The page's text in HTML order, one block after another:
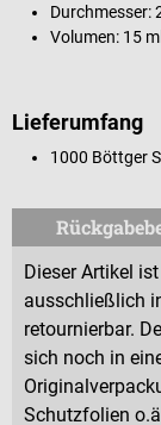
Durchmesser:
Volumen: 15 ml
Lieferumfang
1000 Böttger
Dieser Artikel
ausschließlich
retournierbar.
sich noch in
Schutzfolien